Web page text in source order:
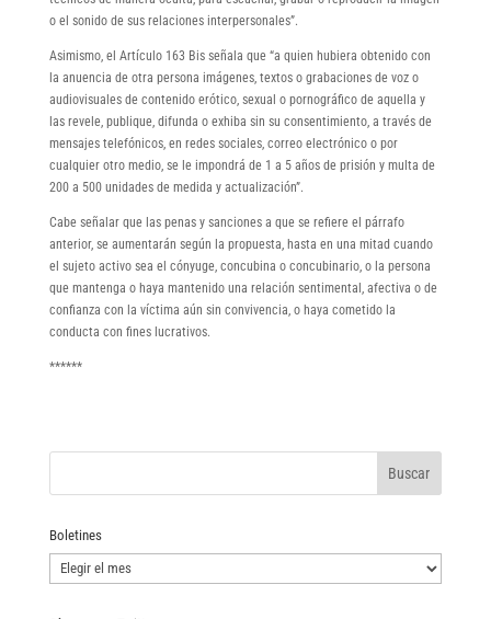
o el sonido de sus relaciones interpersonales”.
Asimismo, el Artículo 163 Bis señala que “a quien hubiera obtenido con
la anuencia de otra persona imágenes, textos o grabaciones de voz o
audiovisuales de contenido erótico, sexual o pornográfico de aquella y
las revele, publique, difunda o exhiba sin su consentimiento, a través de
mensajes telefónicos, en redes sociales, correo electrónico o por
cualquier otro medio, se le impondrá de 1 a 5 años de prisión y multa de
200 a 500 unidades de medida y actualización”.
Cabe señalar que las penas y sanciones a que se refiere el párrafo
anterior, se aumentarán según la propuesta, hasta en una mitad cuando
el sujeto activo sea el cónyuge, concubina o concubinario, o la persona
que mantenga o haya mantenido una relación sentimental, afectiva o de
confianza con la víctima aún sin convivencia, o haya cometido la
conducta con fines lucrativos.
******
Boletines
Boletines